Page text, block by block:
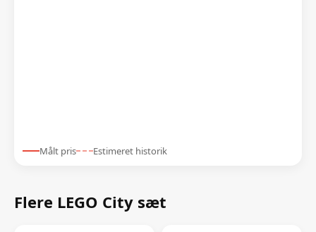
Målt pris Estimeret historik
Flere LEGO City sæt